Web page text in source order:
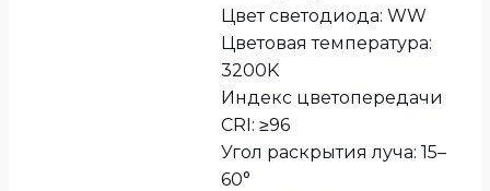
Цвет светодиода: WW
Цветовая температура:
3200K
Индекс цветопередачи
CRI: ≥96
Угол раскрытия луча: 15–
60°